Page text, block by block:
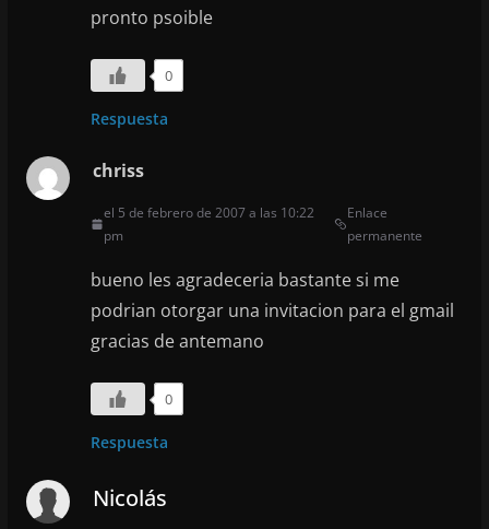
pronto psoible
0
Respuesta
chriss
el 5 de febrero de 2007 a las 10:22
pm
Enlace
permanente
bueno les agradeceria bastante si me
podrian otorgar una invitacion para el gmail
gracias de antemano
0
Respuesta
Nicolás